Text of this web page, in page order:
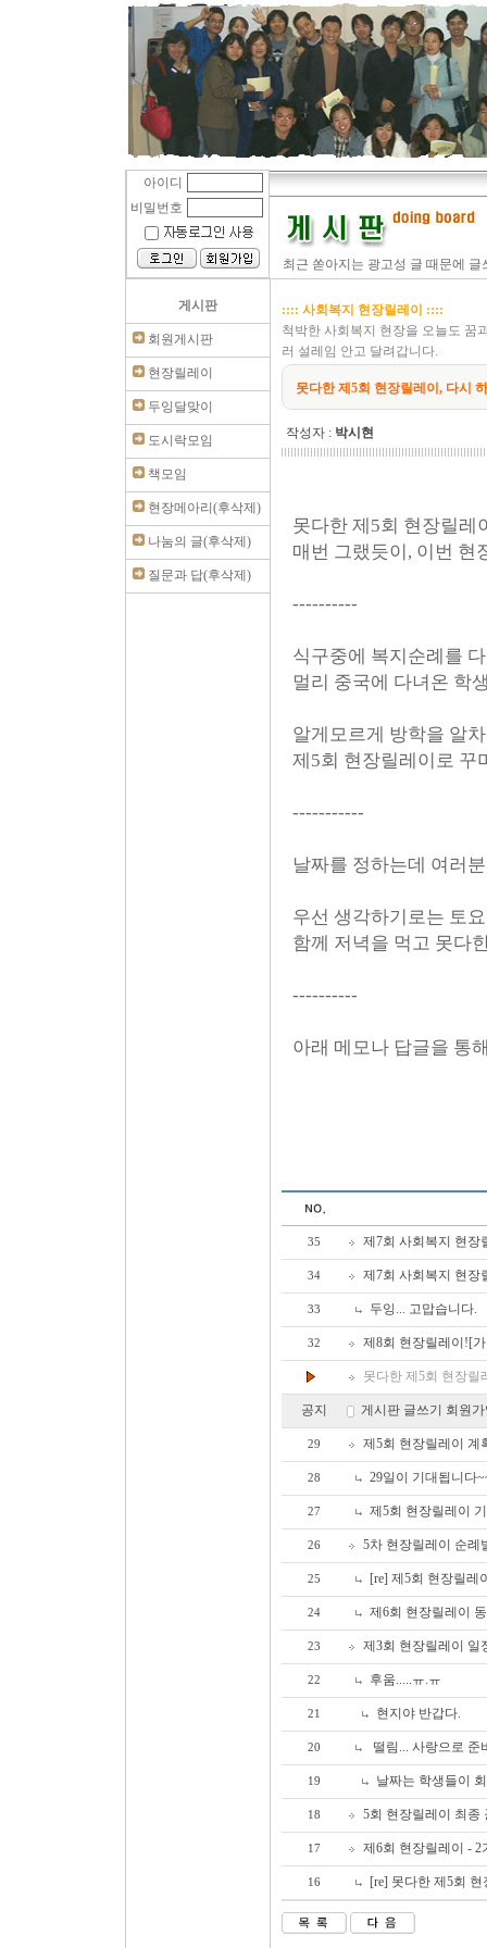
아이디
비밀번호
최근 쏟아지는 광고성 글 때문에 글
게시판
회원게시판
현장릴레이
두잉달맞이
도시락모임
책모임
현장메아리(후삭제)
나눔의 글(후삭제)
질문과 답(후삭제)
:::: 사회복지 현장릴레이 ::::
척박한 사회복지 현장을 오늘도 꿈
러 설레임 안고 달려갑니다.
못다한 제5회 현장릴레이, 다시
작성자 : 박시현
못다한 제5회 현장릴레
매번 그랬듯이, 이번 현
----------
식구중에 복지순례를
멀리 중국에 다녀온 학
알게모르게 방학을 알
제5회 현장릴레이로 꾸
-----------
날짜를 정하는데 여러
우선 생각하기로는 토
함께 저녁을 먹고 못다
----------
아래 메모나 답글을 통
35 제7회 사회복지 현장
34 제7회 사회복지 현장
33 두잉... 고맙습니다.
32 제8회 현장릴레이![
못다한 제5회 현장릴
공지 게시판 글쓰기 회원
29 제5회 현장릴레이 계
28 29일이 기대됩니다
27 제5회 현장릴레이
26 5차 현장릴레이 순례
25 [re] 제5회 현장릴레
24 제6회 현장릴레이
23 제3회 현장릴레이 일
22 후움.....ㅠ.ㅠ
21 현지야 반갑다.
20 떨림... 사랑으로 준
19 날짜는 학생들이
18 5회 현장릴레이 최종
17 제6회 현장릴레이 -
16 [re] 못다한 제5회